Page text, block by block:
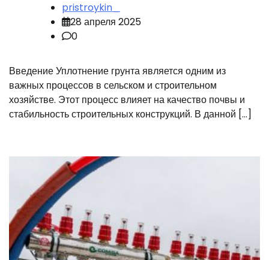
pristroykin_
28 апреля 2025
0
Введение Уплотнение грунта является одним из
важных процессов в сельском и строительном
хозяйстве. Этот процесс влияет на качество почвы и
стабильность строительных конструкций. В данной […]